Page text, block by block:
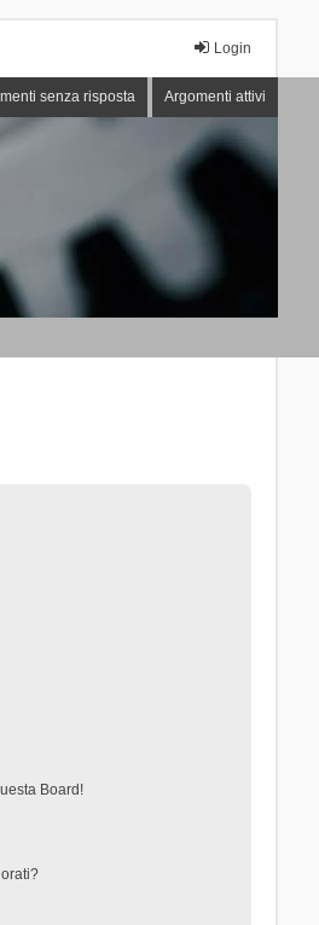
Login
senza risposta Argomenti attivi
Board!